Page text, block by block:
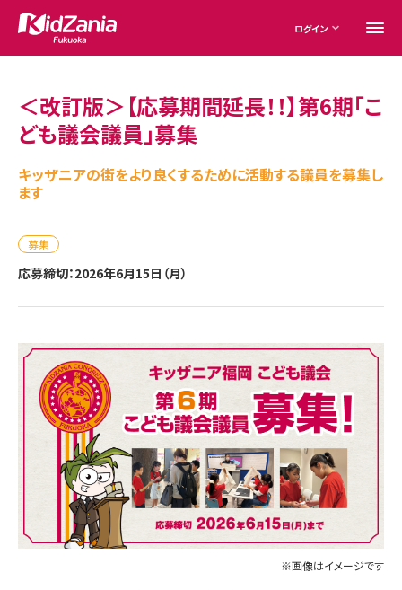
ログイン
＜改訂版＞【応募期間延長！！】第6期「こ
ども議会議員」募集
キッザニアの街をより良くするために活動する議員を募集し
ます
募集
応募締切：2026年6月15日（月）
※画像はイメージです